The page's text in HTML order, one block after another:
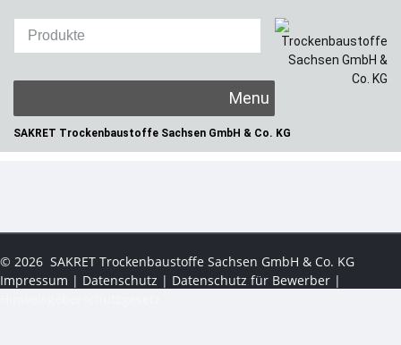
SAKRET Trockenbaustoffe Sachsen GmbH & Co. KG
content
© 2026 SAKRET Trockenbaustoffe Sachsen GmbH & Co. KG
Impressum | Datenschutz | Datenschutz für Bewerber |